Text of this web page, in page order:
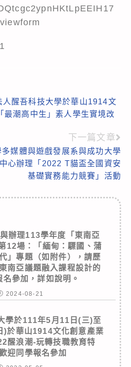
人醒吾科技大學於華山1914文
最潮高中生」素人學生實境改
下一篇文章
媒體與遊戲發展系與成功大學
心辦理「2022 T貓盃全國資安
基礎實務能力競賽」活動
辦理113學年度「東南亞
12場：「緬甸：驃國、蒲
」專題（如附件），請歷
南亞議題融入課程設計的
名參加，詳如說明。
2024-08-21
學於111年5月11日(三)至
)於華山1914文化創意產業
醒浪潮-玩轉技職教育特
迎同學報名參加